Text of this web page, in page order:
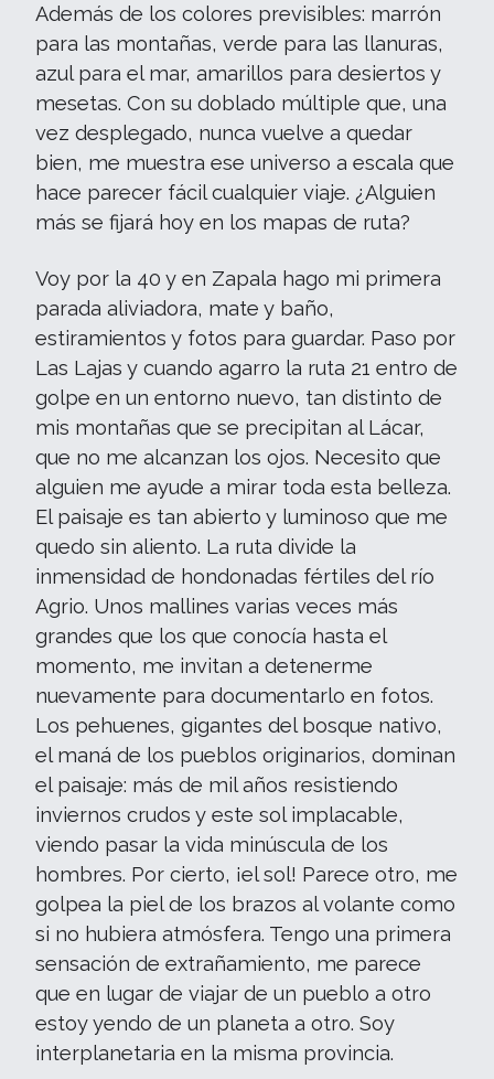
Además de los colores previsibles: marrón
para las montañas, verde para las llanuras,
azul para el mar, amarillos para desiertos y
mesetas. Con su doblado múltiple que, una
vez desplegado, nunca vuelve a quedar
bien, me muestra ese universo a escala que
hace parecer fácil cualquier viaje. ¿Alguien
más se fijará hoy en los mapas de ruta?
Voy por la 40 y en Zapala hago mi primera
parada aliviadora, mate y baño,
estiramientos y fotos para guardar. Paso por
Las Lajas y cuando agarro la ruta 21 entro de
golpe en un entorno nuevo, tan distinto de
mis montañas que se precipitan al Lácar,
que no me alcanzan los ojos. Necesito que
alguien me ayude a mirar toda esta belleza.
El paisaje es tan abierto y luminoso que me
quedo sin aliento. La ruta divide la
inmensidad de hondonadas fértiles del río
Agrio. Unos mallines varias veces más
grandes que los que conocía hasta el
momento, me invitan a detenerme
nuevamente para documentarlo en fotos.
Los pehuenes, gigantes del bosque nativo,
el maná de los pueblos originarios, dominan
el paisaje: más de mil años resistiendo
inviernos crudos y este sol implacable,
viendo pasar la vida minúscula de los
hombres. Por cierto, ¡el sol! Parece otro, me
golpea la piel de los brazos al volante como
si no hubiera atmósfera. Tengo una primera
sensación de extrañamiento, me parece
que en lugar de viajar de un pueblo a otro
estoy yendo de un planeta a otro. Soy
interplanetaria en la misma provincia.